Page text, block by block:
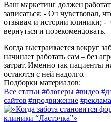
Ваш маркетинг должен
записаться; - Он чувствовал,
отзывам и истории клиники; -
вернуться и порекомендовать.
Когда выстраивается вокруг
начинает работать сам – без
затрат. Именно так пациенты
остаются с ней надолго.
Подборки материалов:
Все статьи #блогеры #видео
сайтов #продвижение #реклама